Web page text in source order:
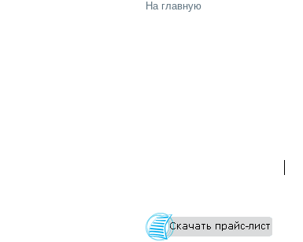
На главную